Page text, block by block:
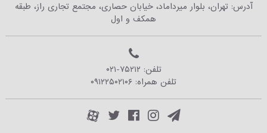
آدرس: تهران، بلوار میرداماد، خیابان حصاری، مجتمع تجاری راز، طبقه
همکف و اول
تلفن: ۰۲۱-۷۵۲۱۲
تلفن همراه: ۰۹۱۲۲۵۰۲۱۰۶